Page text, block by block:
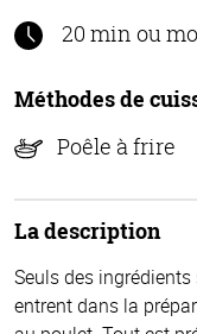
20 min ou
Méthodes de
Poêle à frire
La description
Seuls des
entrent dans la